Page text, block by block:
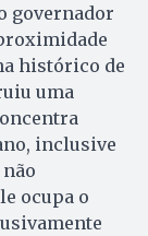
governador
histórico de
uma
inclusive
ocupa o